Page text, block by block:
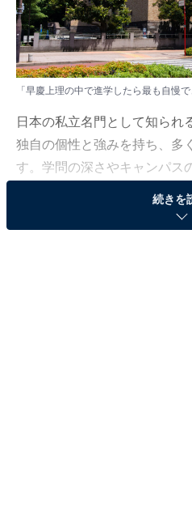
「早慶上理の中で進学したら最も自慢
日本の私立名門として知られ
独自の個性と強みを持ち、多
す。学問の深さやキャンパス
ど、見る人によって印象はさ
続きを